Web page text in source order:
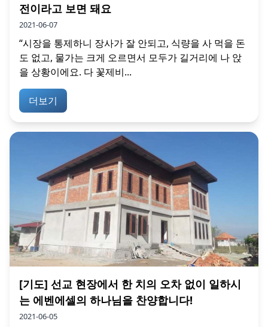
전이라고 보면 돼요
2021-06-07
“시장을 통제하니 장사가 잘 안되고, 식량을 사 먹을 돈
도 없고, 물가는 크게 오르면서 모두가 길거리에 나 앉
을 상황이에요. 다 꽃제비...
더보기
[기도] 선교 현장에서 한 치의 오차 없이 일하시
는 에벤에셀의 하나님을 찬양합니다!
2021-06-05